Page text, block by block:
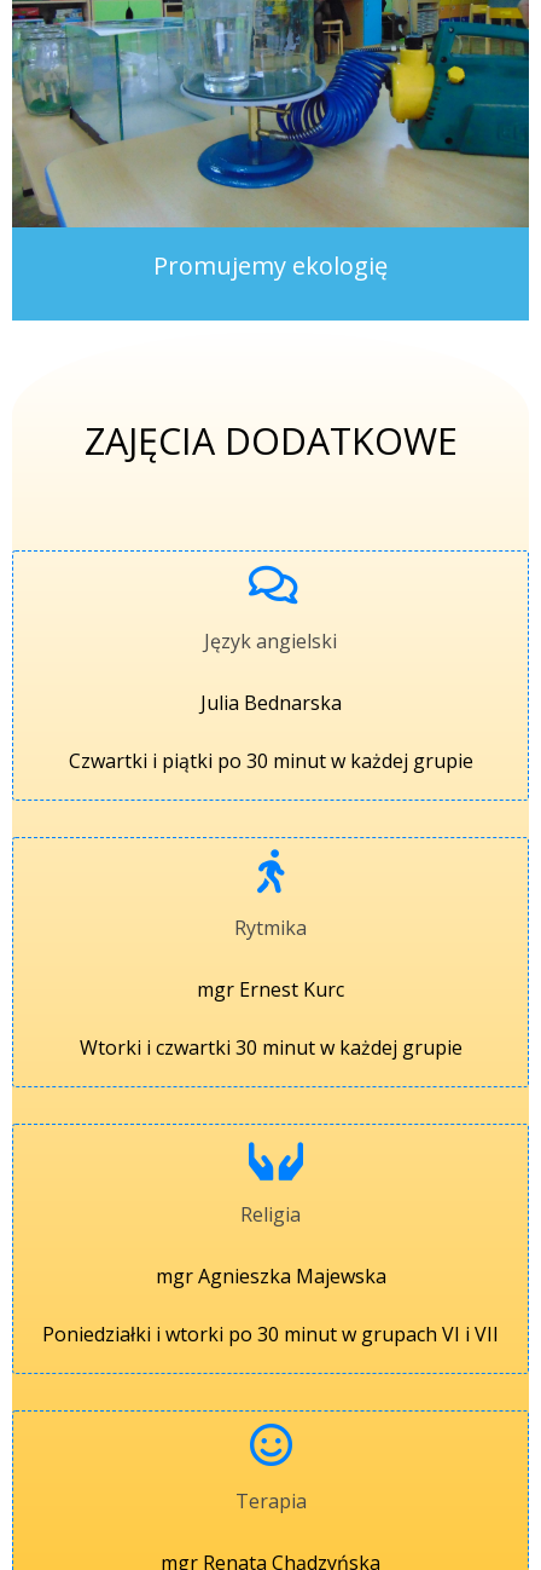
Promujemy ekologię
ZAJĘCIA DODATKOWE
Język angielski
Julia Bednarska
Czwartki i piątki po 30 minut w każdej grupie
Rytmika
mgr Ernest Kurc
Wtorki i czwartki 30 minut w każdej grupie
Religia
mgr Agnieszka Majewska
Poniedziałki i wtorki po 30 minut w grupach VI i VII
Terapia
mgr Renata Chądzyńska